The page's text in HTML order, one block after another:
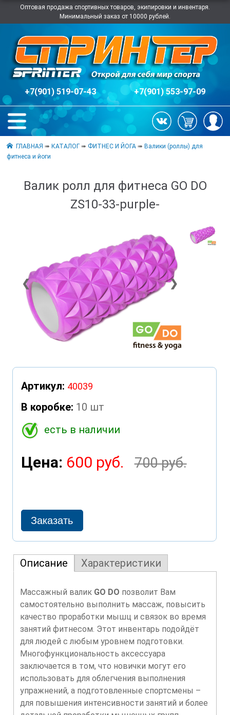
Оптовая продажа спортивных товаров, экипировки и инвентаря.
Минимальный заказ от 10000 рублей.
+7(901) 519-07-43 +7(901) 553-97-09
ГЛАВНАЯ ➠КАТАЛОГ ➠ ФИТНЕС И ЙОГА ➠Валики (роллы) для
фитнеса и йоги
Валик ролл для фитнеса GO DO
ZS10-33-purple-
❮ ❯
Артикул: 40039
В коробке: 10 шт
есть в наличии
Цена: 600 руб. 700 руб.
Описание Характеристики
Массажный валик GO DO позволит Вам
самостоятельно выполнить массаж, повысить
качество проработки мышц и связок во время
занятий фитнесом. Этот инвентарь подойдёт
для людей с любым уровнем подготовки.
Многофункциональность аксессуара
заключается в том, что новички могут его
использовать для облегчения выполнения
упражнений, а подготовленные спортсмены –
для повышения интенсивности занятий и более